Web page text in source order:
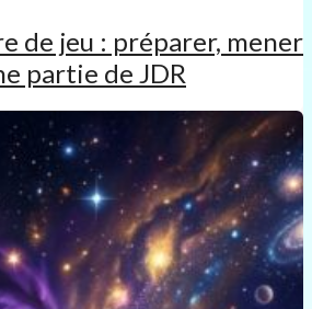
de jeu : préparer, mener
partie de JDR